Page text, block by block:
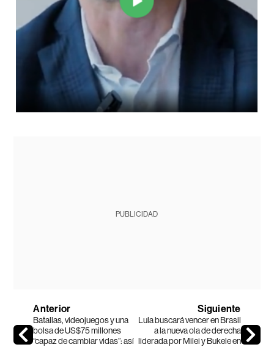
PUBLICIDAD
Anterior
Batallas, videojuegos y una
bolsa de US$75 millones
“capaz de cambiar vidas”: así
Siguiente
Lula buscará vencer en Brasil
a la nueva ola de derecha
liderada por Milei y Bukele en